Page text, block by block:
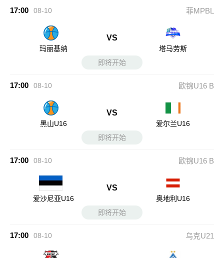
17:00 08-10 菲MPBL
玛丽基纳
VS
塔马劳斯
即将开始
17:00 08-10 欧锦U16 B
黑山U16
VS
爱尔兰U16
即将开始
17:00 08-10 欧锦U16 B
爱沙尼亚U16
VS
奥地利U16
即将开始
17:00 08-10 乌克U21